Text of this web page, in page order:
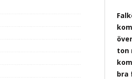
ton
bra